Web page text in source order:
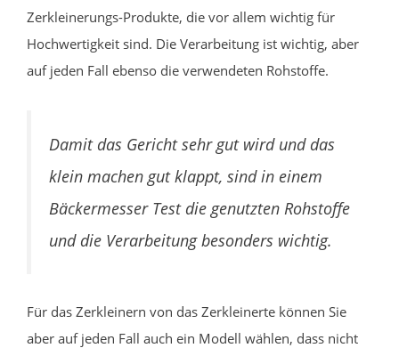
Zerkleinerungs-Produkte, die vor allem wichtig für
Hochwertigkeit sind. Die Verarbeitung ist wichtig, aber
auf jeden Fall ebenso die verwendeten Rohstoffe.
Damit das Gericht sehr gut wird und das
klein machen gut klappt, sind in einem
Bäckermesser Test die genutzten Rohstoffe
und die Verarbeitung besonders wichtig.
Für das Zerkleinern von das Zerkleinerte können Sie
aber auf jeden Fall auch ein Modell wählen, dass nicht